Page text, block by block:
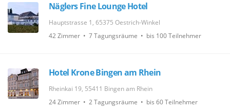
Näglers Fine Lounge Hotel
Hauptstrasse 1, 65375 Oestrich-Winkel
42 Zimmer • 7 Tagungsräume • bis 100 Teilnehmer
Hotel Krone Bingen am Rhein
Rheinkai 19, 55411 Bingen am Rhein
24 Zimmer • 2 Tagungsräume • bis 60 Teilnehmer